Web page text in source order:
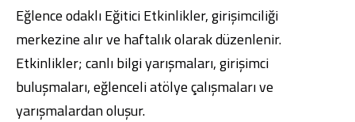
Eğlence odaklı Eğitici Etkinlikler, girişimciliği
merkezine alır ve haftalık olarak düzenlenir.
Etkinlikler; canlı bilgi yarışmaları, girişimci
buluşmaları, eğlenceli atölye çalışmaları ve
yarışmalardan oluşur.